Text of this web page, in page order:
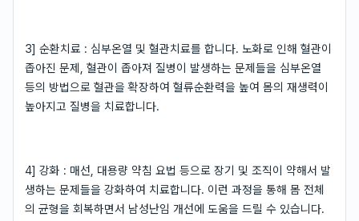
3] 순환치료 : 심부온열 및 혈관치료를 합니다. 노화로 인해 혈관이
좁아진 문제, 혈관이 좁아져 질병이 발생하는 문제들을 심부온열
등의 방법으로 혈관을 확장하여 혈류순환력을 높여 몸의 재생력이
높아지고 질병을 치료합니다.
4] 강화 : 매선, 대용량 약침 요법 등으로 장기 및 조직이 약해서 발
생하는 문제들을 강화하여 치료합니다. 이런 과정을 통해 몸 전체
의 균형을 회복하면서 남성난임 개선에 도움을 드릴 수 있습니다.